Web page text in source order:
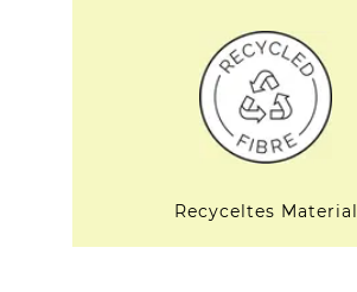
Recyceltes Material